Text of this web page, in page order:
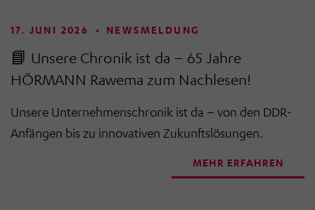
17. JUNI 2026 • NEWSMELDUNG
📘 Unsere Chronik ist da – 65 Jahre
HÖRMANN Rawema zum Nachlesen!
Unsere Unternehmenschronik ist da – von den DDR-
Anfängen bis zu innovativen Zukunftslösungen.
MEHR ERFAHREN